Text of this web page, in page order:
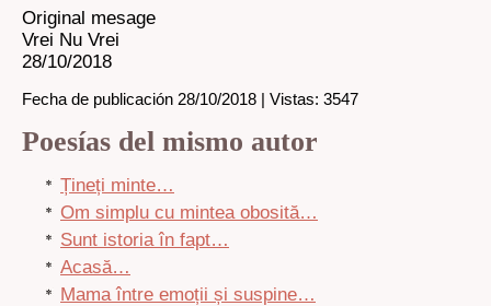
Original mesage
Vrei Nu Vrei
28/10/2018
Fecha de publicación 28/10/2018 | Vistas: 3547
Poesías del mismo autor
Țineți minte…
Om simplu cu mintea obosită…
Sunt istoria în fapt…
Acasă…
Mama între emoții și suspine…